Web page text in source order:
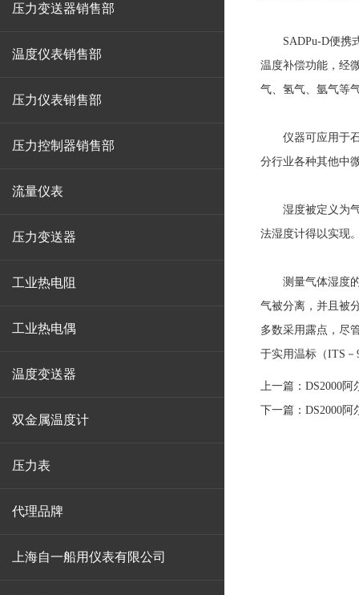
压力变送器销售部
温度仪表销售部
压力仪表销售部
压力控制器销售部
流量仪表
压力变送器
工业热电阻
工业热电偶
温度变送器
双金属温度计
压力表
代理品牌
上海自一船用仪表有限公司
SADPu-D便携式
温度补偿功能，经
气、氢气、氩气等
仪器可应用于石
分行业各种其他中
湿度被定义为气
法湿度计得以实现
测量气体湿度的
气被分离，并且被
多数采用露点，尽
于实用温标（ITS
上一篇： DS2000
下一篇： DS2000